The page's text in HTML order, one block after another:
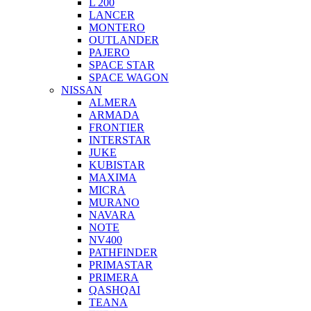
L 200
LANCER
MONTERO
OUTLANDER
PAJERO
SPACE STAR
SPACE WAGON
NISSAN
ALMERA
ARMADA
FRONTIER
INTERSTAR
JUKE
KUBISTAR
MAXIMA
MICRA
MURANO
NAVARA
NOTE
NV400
PATHFINDER
PRIMASTAR
PRIMERA
QASHQAI
TEANA